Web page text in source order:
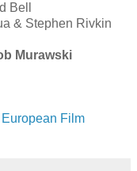
Bell
& Stephen Rivkin
Murawski
European Film